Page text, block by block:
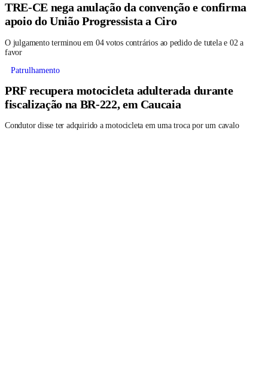
TRE-CE nega anulação da convenção e confirma
apoio do União Progressista a Ciro
O julgamento terminou em 04 votos contrários ao pedido de tutela e 02 a
favor
Patrulhamento
PRF recupera motocicleta adulterada durante
fiscalização na BR-222, em Caucaia
Condutor disse ter adquirido a motocicleta em uma troca por um cavalo